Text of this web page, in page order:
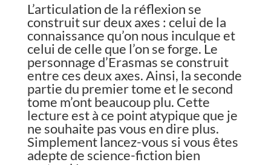
L’articulation de la réflexion se
construit sur deux axes : celui de la
connaissance qu’on nous inculque et
celui de celle que l’on se forge. Le
personnage d’Erasmas se construit
entre ces deux axes. Ainsi, la seconde
partie du premier tome et le second
tome m’ont beaucoup plu. Cette
lecture est à ce point atypique que je
ne souhaite pas vous en dire plus.
Simplement lancez-vous si vous êtes
adepte de science-fiction bien